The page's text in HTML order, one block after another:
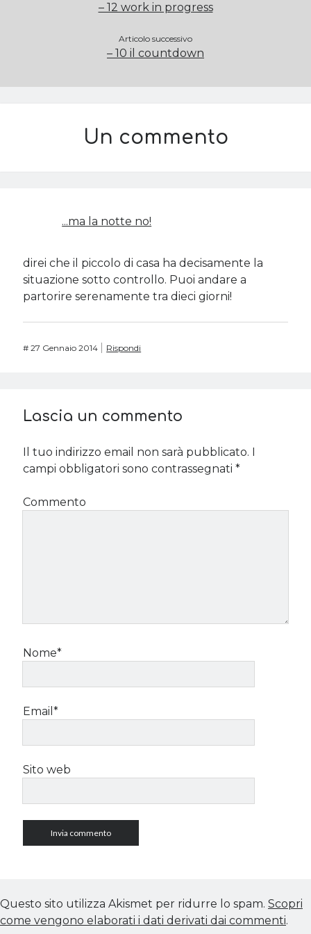
Tweet di MichelaCalculli
– 12 work in progress
Articolo successivo
– 10 il countdown
Un commento
...ma la notte no!
direi che il piccolo di casa ha decisamente la
situazione sotto controllo. Puoi andare a
partorire serenamente tra dieci giorni!
#27 Gennaio 2014 Rispondi
Lascia un commento
Il tuo indirizzo email non sarà pubblicato. I
campi obbligatori sono contrassegnati*
Commento
Nome*
Email*
Sito web
Questo sito utilizza Akismet per ridurre lo spam. Scopri
come vengono elaborati i dati derivati dai commenti.